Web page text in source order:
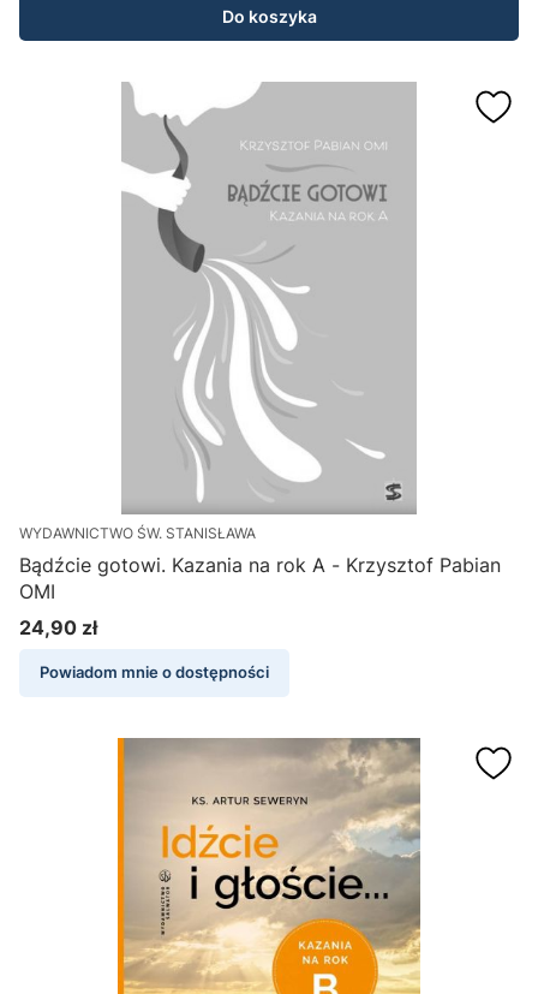
Do koszyka
WYDAWNICTWO ŚW. STANISŁAWA
Bądźcie gotowi. Kazania na rok A - Krzysztof Pabian
OMI
Cena
24,90 zł
Powiadom mnie o dostępności